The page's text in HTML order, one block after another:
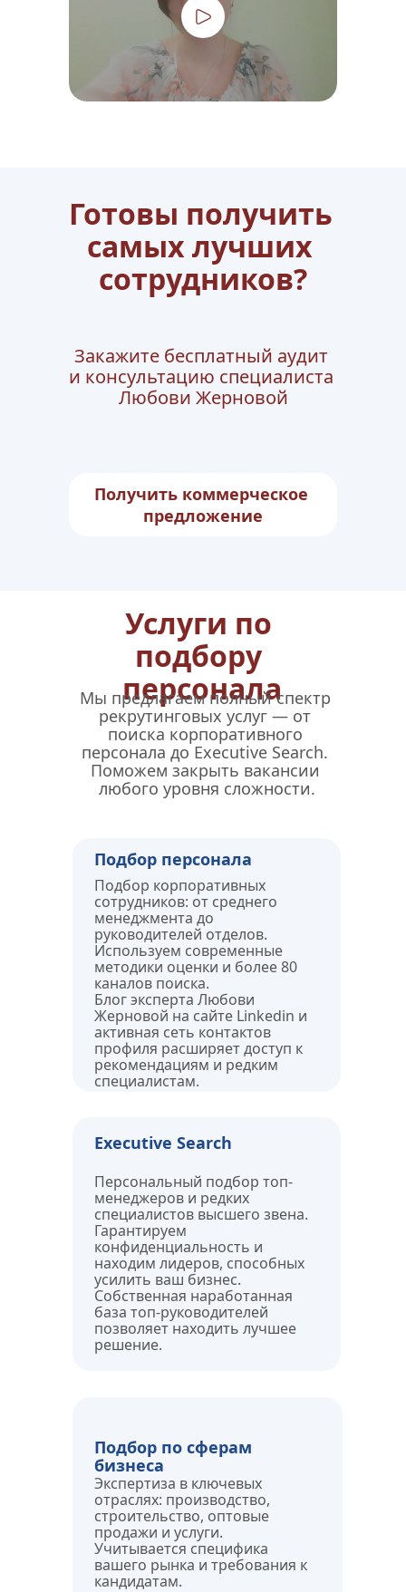
Готовы получить
самых лучших
сотрудников?
Закажите бесплатный аудит
и консультацию специалиста
Любови Жерновой
Получить коммерческое
предложение
Услуги по
подбору
персонала
Мы предлагаем полный спектр
рекрутинговых услуг — от
поиска корпоративного
персонала до Executive Search.
Поможем закрыть вакансии
любого уровня сложности.
Подбор персонала
Подбор корпоративных
сотрудников: от среднего
менеджмента до
руководителей отделов.
Используем современные
методики оценки и более 80
каналов поиска.
Блог эксперта Любови
Жерновой на сайте Linkedin и
активная сеть контактов
профиля расширяет доступ к
рекомендациям и редким
специалистам.
Executive Search
Персональный подбор топ-
менеджеров и редких
специалистов высшего звена.
Гарантируем
конфиденциальность и
находим лидеров, способных
усилить ваш бизнес.
Собственная наработанная
база топ-руководителей
позволяет находить лучшее
решение.
Подбор по сферам
бизнеса
Экспертиза в ключевых
отраслях: производство,
строительство, оптовые
продажи и услуги.
Учитывается специфика
вашего рынка и требования к
кандидатам.